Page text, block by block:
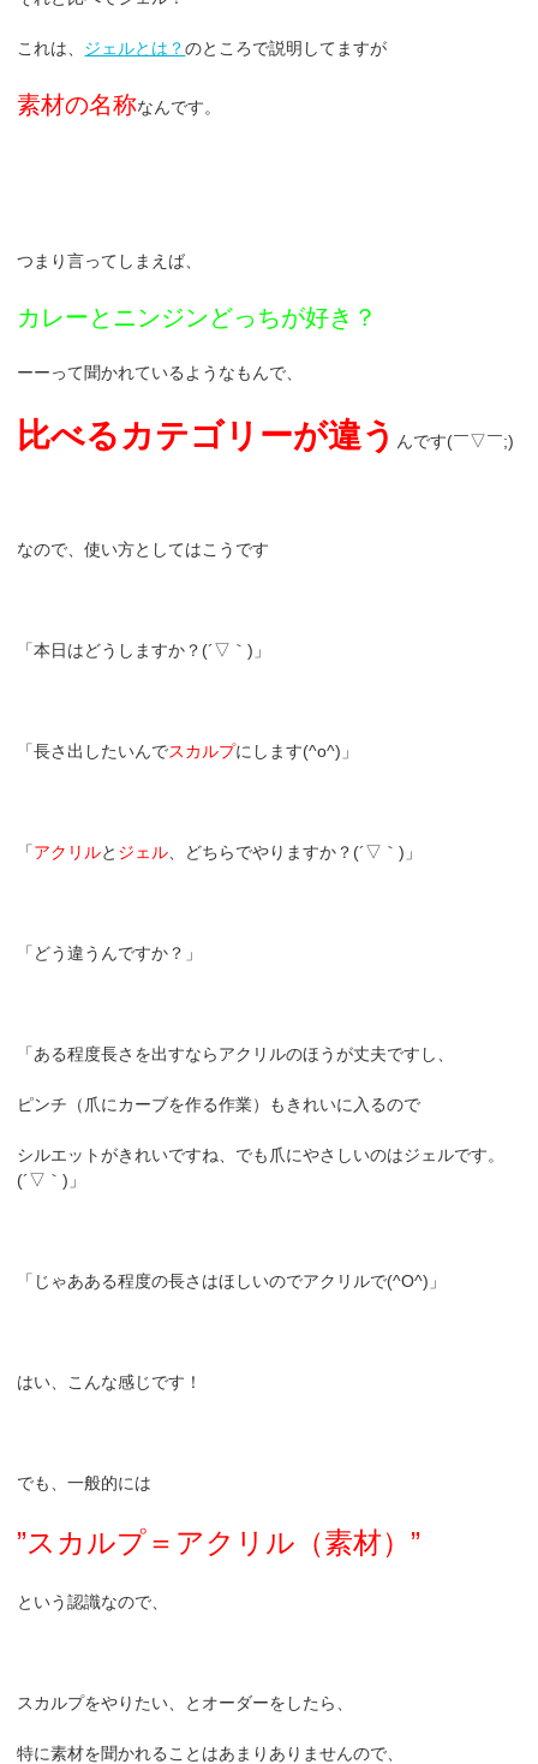
これは、 ジェルとは？のところで説明してますが
素材の名称なんです。
つまり言ってしまえば、
カレーとニンジンどっちが好き？
ーーって聞かれているようなもんで、
比べるカテゴリーが違う んです(￣▽￣;)
なので、使い方としてはこうです
「本日はどうしますか？(´▽｀)」
「長さ出したいんでスカルプにします(^o^)」
「アクリルと ジェル 、どちらでやりますか？(´▽｀)」
「どう違うんですか？」
「ある程度長さを出すならアクリルのほうが丈夫ですし、
ピンチ（爪にカーブを作る作業）もきれいに入るので
シルエットがきれいですね、でも爪にやさしいのはジェルです。
(´▽｀)」
「じゃあある程度の長さはほしいのでアクリルで(^O^)」
はい、こんな感じです！
でも、一般的には
”スカルプ＝アクリル（素材）”
という認識なので、
スカルプをやりたい、とオーダーをしたら、
特に素材を聞かれることはあまりありませんので、